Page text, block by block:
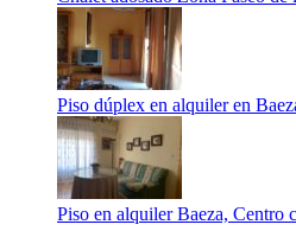
Piso dúplex en alquiler en
Piso en alquiler Baeza, Centro